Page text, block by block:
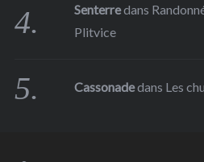
Senterredans
Plitvice
Cassonadedans Les